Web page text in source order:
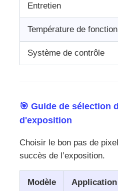
Entretien
Température de
Système de contrôle
🎯 Guide de sélection
d'exposition
Choisir le bon pas de
succès de l’exposition.
Modèle